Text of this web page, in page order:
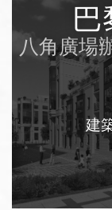
巴
八角廣場
建